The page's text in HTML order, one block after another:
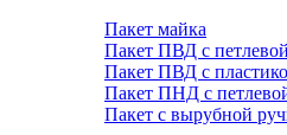
Пакет майка
Пакет ПВД с
Пакет ПВД с
Пакет ПНД с
Пакет с вырубной